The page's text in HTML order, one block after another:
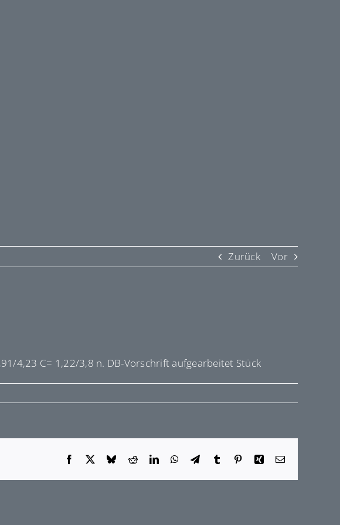
Zurück Vor
4,23 C= 1,22/3,8 n. DB-Vorschrift aufgearbeitet Stück
Facebook BlueskyRedditLinkedInWhatsApp
TelegramTumblr PinterestXing E-